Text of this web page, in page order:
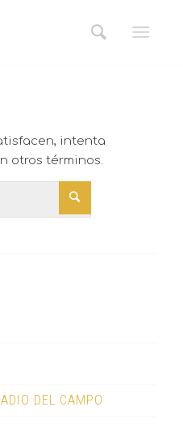
intenta
otros términos.
DEL CAMPO